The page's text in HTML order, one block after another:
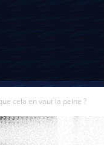
cela en vaut la peine ?